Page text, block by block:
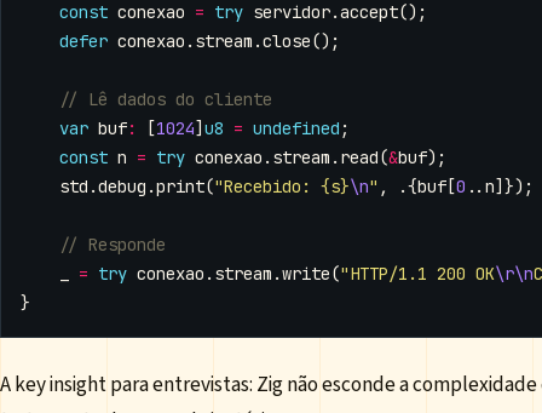
const conexao = try servidor.accept();
defer conexao . stream .close();
var buf: [1024] u8 = undefined ;
const n = try conexao . stream . read(&buf);
std .debug .print("Recebido: {s}\n" , .{buf [0 .. n]});
= try conexao . stream .write("HTTP/1.1 200 OK\r\n
}
A key insight para entrevistas: Zig não esconde a